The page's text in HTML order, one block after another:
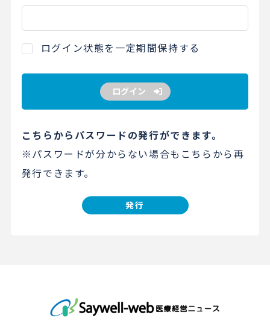
ログイン状態を一定期間保持する
ログイン
こちらからパスワードの発行ができます。
※パスワードが分からない場合もこちらから再
発行できます。
発行